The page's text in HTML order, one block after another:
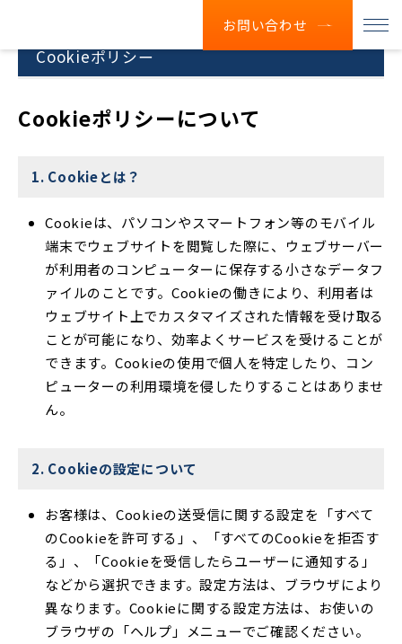
お問い合わせ
Cookieポリシー
Cookieポリシーについて
1. Cookieとは？
Cookieは、パソコンやスマートフォン等のモバイル
端末でウェブサイトを閲覧した際に、ウェブサーバー
が利用者のコンピューターに保存する小さなデータフ
ァイルのことです。Cookieの働きにより、利用者は
ウェブサイト上でカスタマイズされた情報を受け取る
ことが可能になり、効率よくサービスを受けることが
できます。Cookieの使用で個人を特定したり、コン
ピューターの利用環境を侵したりすることはありませ
ん。
2. Cookieの設定について
お客様は、Cookieの送受信に関する設定を「すべて
のCookieを許可する」、「すべてのCookieを拒否す
る」、「Cookieを受信したらユーザーに通知する」
などから選択できます。設定方法は、ブラウザにより
異なります。Cookieに関する設定方法は、お使いの
ブラウザの「ヘルプ」メニューでご確認ください。